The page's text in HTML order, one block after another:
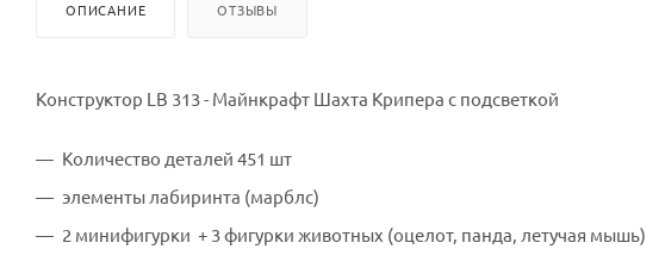
ОПИСАНИЕ ОТЗЫВЫ
Конструктор LB 313 - Майнкрафт Шахта Крипера с подсветкой
Количество деталей 451 шт
элементы лабиринта (марблс)
2 минифигурки + 3 фигурки животных (оцелот, панда, летучая мышь)